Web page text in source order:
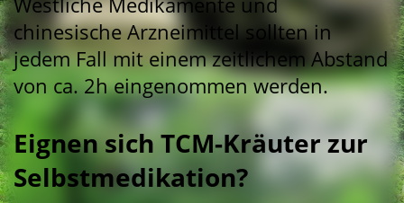
chinesische Arzneimittel sollten in
jedem Fall mit einem zeitlichem Abstand
von ca. 2h eingenommen werden.
Eignen sich TCM-Kräuter zur
Selbstmedikation?